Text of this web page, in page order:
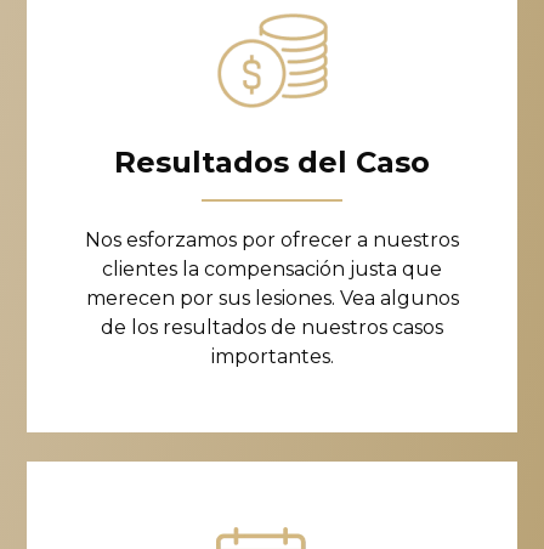
Resultados del Caso
Nos esforzamos por ofrecer a nuestros
clientes la compensación justa que
merecen por sus lesiones. Vea algunos
de los resultados de nuestros casos
importantes.